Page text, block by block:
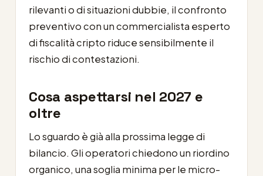
rilevanti o di situazioni dubbie, il confronto
preventivo con un commercialista esperto
di fiscalità cripto riduce sensibilmente il
rischio di contestazioni.
Cosa aspettarsi nel 2027 e
oltre
Lo sguardo è già alla prossima legge di
bilancio. Gli operatori chiedono un riordino
organico, una soglia minima per le micro-